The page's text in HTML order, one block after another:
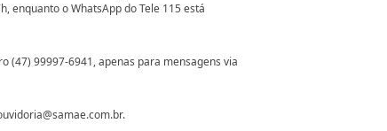
enquanto o WhatsApp do Tele 115 está
(47) 99997-6941, apenas para mensagens via